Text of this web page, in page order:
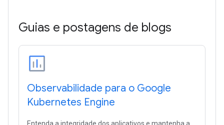
Guias e postagens de blogs
Observabilidade para o Google
Kubernetes Engine